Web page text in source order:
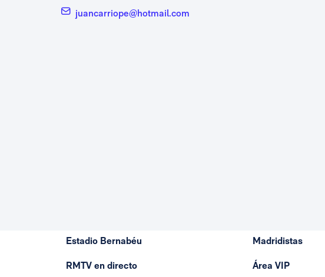
juancarriope@hotmail.com
Estadio Bernabéu
RMTV en directo
Madridistas
Área VIP